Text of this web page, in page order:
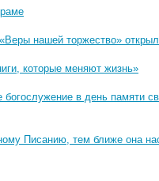
нашей торжество»
которые меняют жизнь»
в день памяти
Писанию, тем ближе она